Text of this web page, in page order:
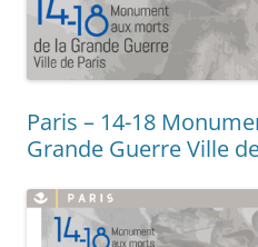
Paris – 14-18
Grande Guerre Ville